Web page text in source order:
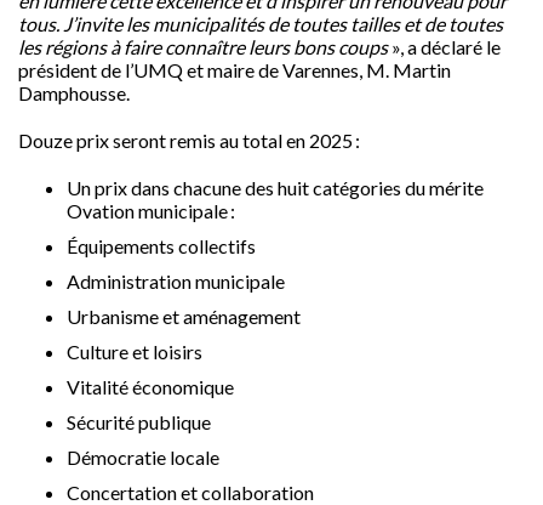
tous. J’invite les municipalités de toutes tailles et de toutes
les régions à faire connaître leurs bons coups», a déclaré le
président de l’UMQ et maire de Varennes, M. Martin
Damphousse.
Douze prix seront remis au total en 2025 :
Un prix dans chacune des huit catégories du mérite
Ovation municipale :
Équipements collectifs
Administration municipale
Urbanisme et aménagement
Culture et loisirs
Vitalité économique
Sécurité publique
Démocratie locale
Concertation et collaboration